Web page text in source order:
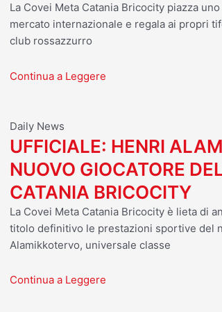
La Covei Meta Catania Bricocity piazza
mercato internazionale e regala ai propri
club rossazzurro
Continua a Leggere
Daily News
UFFICIALE: HENRI
NUOVO GIOCATORE
CATANIA BRICOCITY
La Covei Meta Catania Bricocity è lieta di
titolo definitivo le prestazioni sportive del
Alamikkotervo, universale classe
Continua a Leggere